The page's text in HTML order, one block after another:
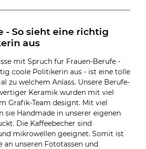
- So sieht eine richtig
aus
mit Spruch für Frauen-Berufe -
coole Politikerin aus - ist eine tolle
zu welchem Anlass. Unsere Berufe-
Keramik wurden mit viel
Grafik-Team designt. Mit viel
sie Handmade in unserer eigenen
Die Kaffeebecher sind
mikrowellen geeignet. Somit ist
an unseren Fototassen und